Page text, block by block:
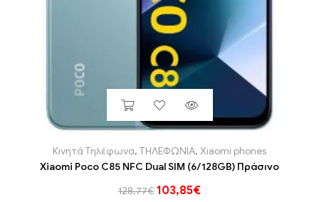
Κινητά Τηλέφωνα, ΤΗΛΕΦΩΝΙΑ, Xiaomi phones
Xiaomi Poco C85 NFC Dual SIM (6/128GB) Πράσινο
128,77€ 103,85€